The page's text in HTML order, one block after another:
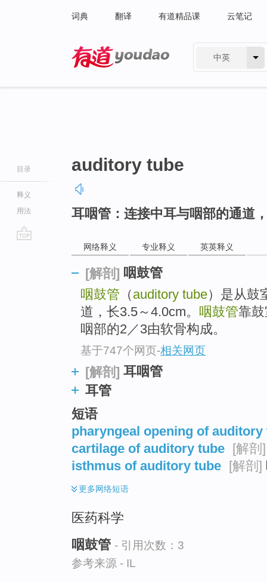
词典 翻译 有道精品课 云笔记
中英
目录
释义
用法
auditory tube
耳咽管：连接中耳与咽部的通道
网络释义 专业释义 英英释义
[解剖] 咽鼓管
咽鼓管 （auditory tube）是从鼓
道，长3.5～4.0cm。 咽鼓管靠
咽部的2／3由软骨构成。
基于747个网页-相关网页
[解剖] 耳咽管
耳管
短语
pharyngeal opening of auditory
cartilage of auditory tube [解剖]
isthmus of auditory tube [解剖]
更多网络短语
医药科学
咽鼓管 - 引用次数：3
参考来源 - IL